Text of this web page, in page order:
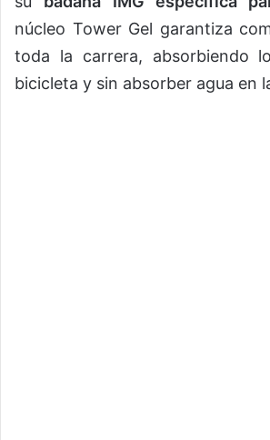
núcleo Tower Gel garantiza
toda la carrera, absorbiendo
bicicleta y sin absorber agua en